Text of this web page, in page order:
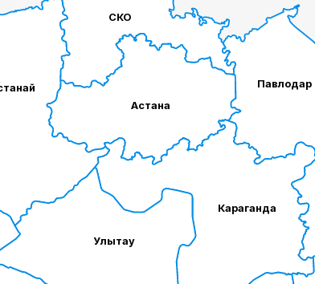
СКО
Астана
Павлодар
Караганда
Улытау